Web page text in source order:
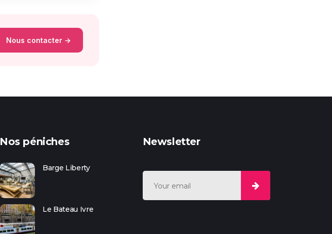
Nous contacter →
Nos péniches
Barge Liberty
Le Bateau Ivre
Newsletter